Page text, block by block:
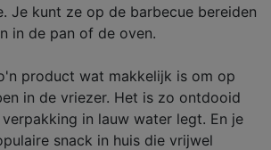
Je kunt ze op de barbecue bereiden
in de pan of de oven.
product wat makkelijk is om op
in de vriezer. Het is zo ontdooid
in lauw water legt. En je
snack in huis die vrijwel